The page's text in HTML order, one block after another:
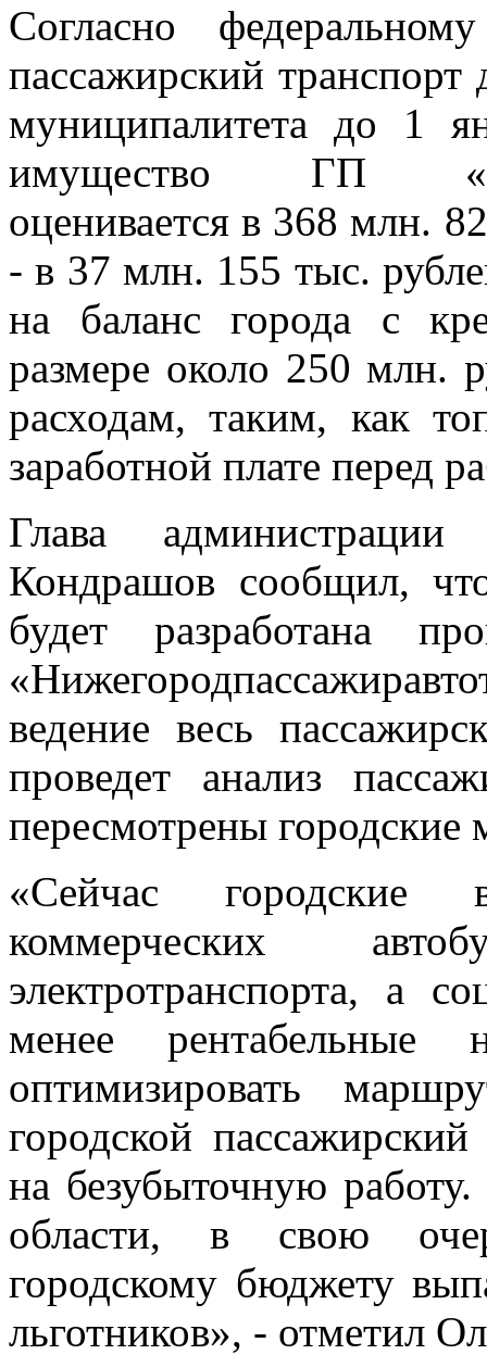
Согласно
пассажирский
муниципалитета до 1
имущество ГП
оценивается в 368 млн.
- в 37 млн. 155 тыс.
на баланс города с
размере около 250 млн.
расходам, таким, как
заработной плате перед
Глава
Кондрашов сообщил,
будет разработана
ведение весь
проведет анализ
пересмотрены
«Сейчас городские
коммерческих
электротранспорта, а
менее рентабельные
оптимизировать
городской
на безубыточную
области, в свою
городскому бюджету
льготников», - отметил